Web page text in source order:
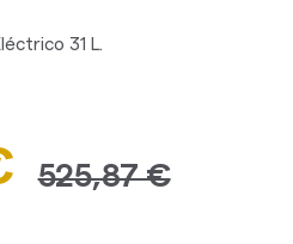
31 L.
525,87 €